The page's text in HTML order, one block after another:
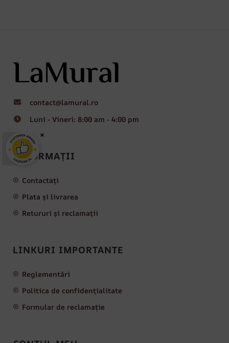
contact@lamural.ro
Luni - Vineri: 8:00 am - 4:00 pm
INFORMAȚII
Contactați
Plata și livrarea
Retururi și reclamații
LINKURI IMPORTANTE
Reglementări
Politica de confidențialitate
Formular de reclamație
×